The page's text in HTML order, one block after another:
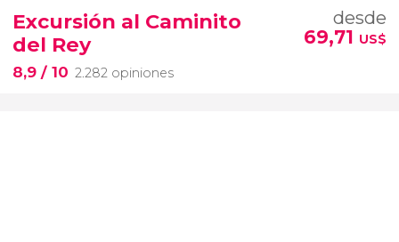
Excursión al Caminito
del Rey
8,9 / 10 2.282 opiniones
desde
69,71 US$